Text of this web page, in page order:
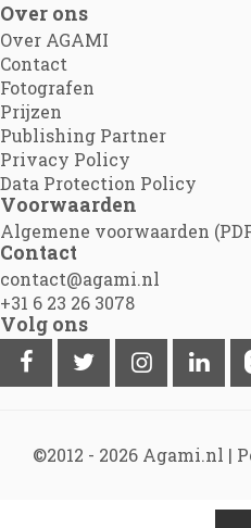
Over ons
Over AGAMI
Contact
Fotografen
Prijzen
Publishing Partner
Privacy Policy
Data Protection Policy
Voorwaarden
Algemene voorwaarden
Contact
contact@agami.nl
+31 6 23 26 3078
Volg ons
©2012 - 2026 Agami.nl |